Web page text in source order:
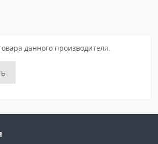
данного производителя.